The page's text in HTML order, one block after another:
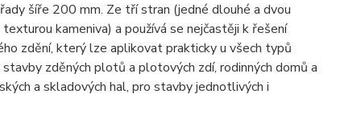
šíře 200 mm. Ze tří stran (jedné dlouhé a dvou
kameniva) a používá se nejčastěji k řešení
zdění, který lze aplikovat prakticky u všech typů
zděných plotů a plotových zdí, rodinných domů a
a skladových hal, pro stavby jednotlivých i